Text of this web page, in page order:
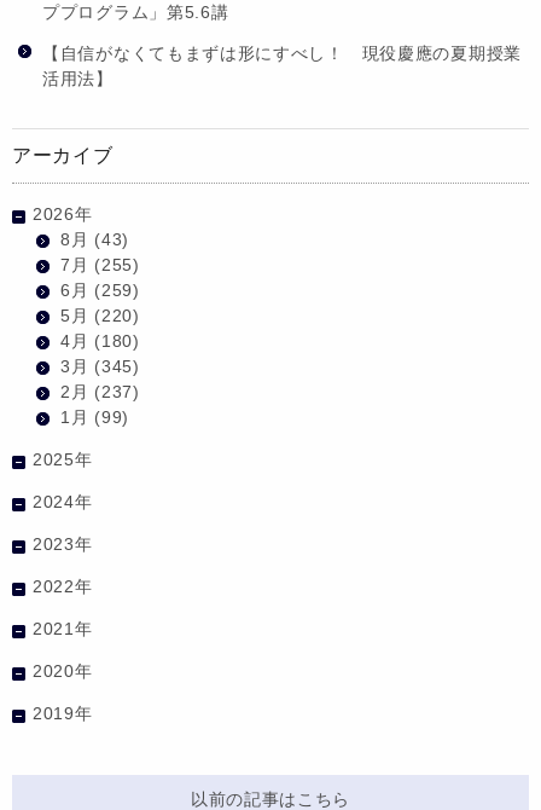
ププログラム」第5.6講
【自信がなくてもまずは形にすべし！ 現役慶應の夏期授業
活用法】
アーカイブ
2026年
8月 (43)
7月 (255)
6月 (259)
5月 (220)
4月 (180)
3月 (345)
2月 (237)
1月 (99)
2025年
2024年
2023年
2022年
2021年
2020年
2019年
以前の記事はこちら